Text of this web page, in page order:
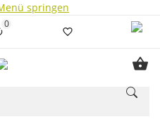
springen
0Liste ist leer